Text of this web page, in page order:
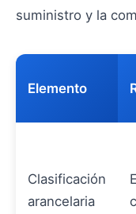
suministro y la
Elemento
Clasificación
arancelaria